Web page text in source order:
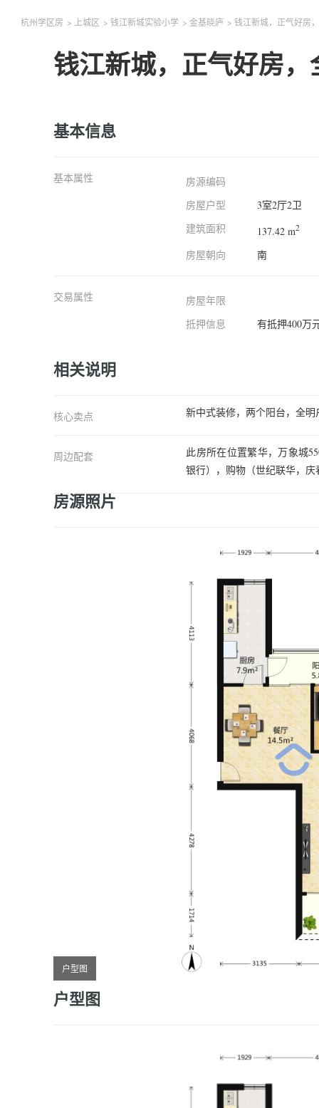
杭州学区房 > 上城区 >钱江新城实验小学 >金基晓庐 >钱江新城，正气好房
钱江新城，正气好房
基本信息
基本属性
房源编码
房屋户型
3室2厅2卫
建筑面积
137.42 m2
房屋朝向 南
交易属性
房屋年限
抵押信息
有抵押400万
相关说明
核心卖点 新中式装修，两个阳台，全
周边配套
此房所在位置繁华，万象城
银行），购物（世纪联华，
房源照片
户型图
户型图